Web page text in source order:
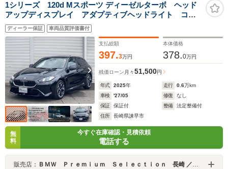
1シリーズ 120d Mスポーツ ディーゼルターボ ヘッド
アップディスプレイ アダプティブヘッドライト コン
フォートアクセス ワイヤレスチャージャー パドルシ
フト 2年保証付
ディーラー保証 車両品質評価書付
支払総額
397.3万円
本体価格
378.0万円
残価ローン 月々51,500円
年式 2025年 走行 0.6万km
車検
'27/05 修復
なし
保証
保証付 整備
法定整備付
住所
長崎県諫早市
無
料
今すぐ在庫確認・見積依頼
電話する
販売店： ＢＭＷ Ｐｒｅｍｉｕｍ Ｓｅｌｅｃｔｉｏｎ 長崎 ／ＭＩＮＩ ＮＥＸＴ 長崎／（株）ＭＡＴＳＵＦＵＪＩ